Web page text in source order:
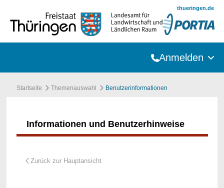
thueringen.de
Anmelden
Startseite Themenauswahl Benutzerinformationen
Informationen und Benutzerhinweise